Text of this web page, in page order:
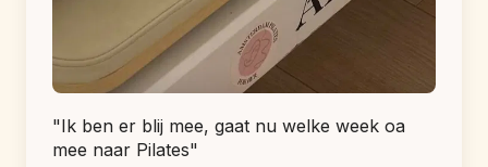
"Ik ben er blij mee, gaat nu welke week oa
mee naar Pilates"